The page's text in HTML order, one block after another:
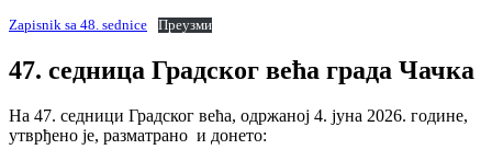
Zapisnik sa 48. sednice Преузми
47. седница Градског већа града Чачка
На 47. седници Градског већа, одржаној 4. јуна 2026. године,
утврђено је, разматрано и донето: